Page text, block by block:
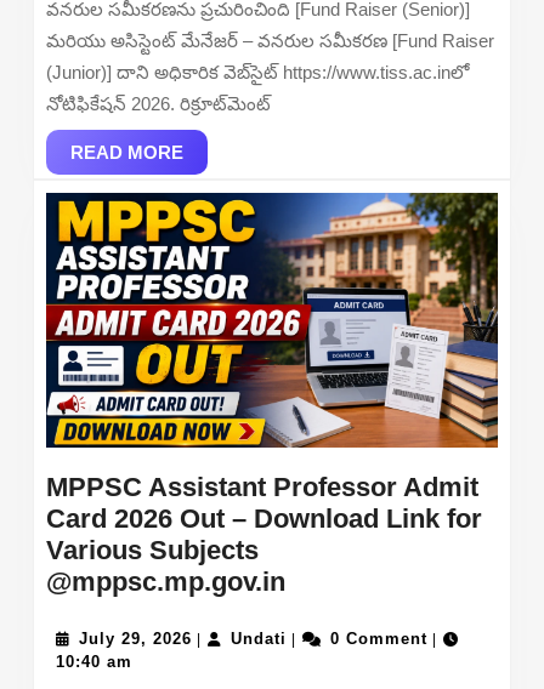
for
Manager
and
Posts
వనరుల సమీకరణను ప్రచురించింది [Fund Raiser (Senior)]
మరియు అసిస్టెంట్ మేనేజర్ – వనరుల సమీకరణ [Fund Raiser
(Junior)] దాని అధికారిక వెబ్‌సైట్ https://www.tiss.ac.inలో
నోటిఫికేషన్ 2026. రిక్రూట్‌మెంట్
READ MOREREAD
MORE
MPPSC Assistant Professor Admit
Card 2026 Out – Download Link for
Various Subjects
@mppsc.mp.gov.in
Professor
July 29, 2026 July
| Undati Undati
| 0 Comment |
10:40 am